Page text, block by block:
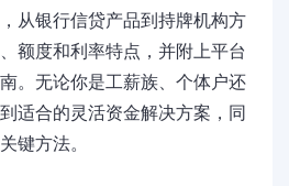
从银行信贷产品到持牌机构方
额度和利率特点，并附上平台
。无论你是工薪族、个体户还
适合的灵活资金解决方案，同
键方法。